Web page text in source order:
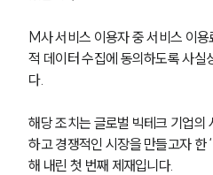
M사 서비스 이용자 중 서비스 이
적 데이터 수집에 동의하도록 사실
다.
해당 조치는 글로벌 빅테크 기업의
하고 경쟁적인 시장을 만들고자 한
해 내린 첫 번째 제재입니다.